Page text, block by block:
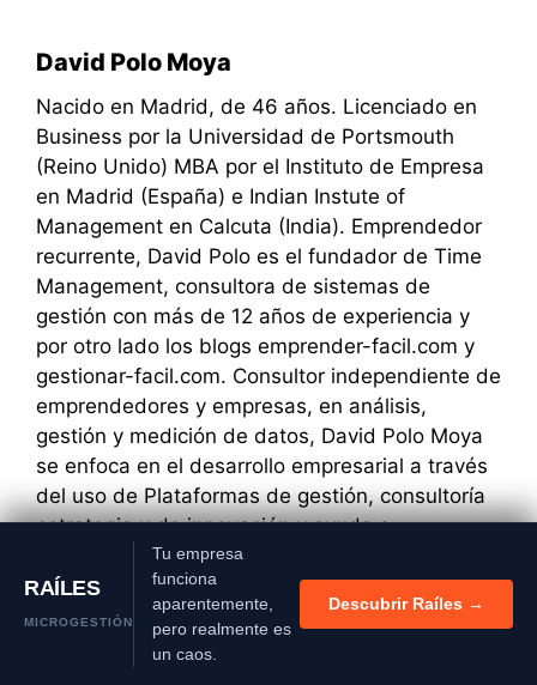
David Polo Moya
Nacido en Madrid, de 46 años. Licenciado en
Business por la Universidad de Portsmouth
(Reino Unido) MBA por el Instituto de Empresa
en Madrid (España) e Indian Instute of
Management en Calcuta (India). Emprendedor
recurrente, David Polo es el fundador de Time
Management, consultora de sistemas de
gestión con más de 12 años de experiencia y
por otro lado los blogs emprender-facil.com y
gestionar-facil.com. Consultor independiente de
emprendedores y empresas, en análisis,
gestión y medición de datos, David Polo Moya
se enfoca en el desarrollo empresarial a través
del uso de Plataformas de gestión, consultoría
estrategia y de innovación y ayuda a
emprendedores y empresarios. Creador de
metodologías como Matriz estrella y experto en
Jobs to be done y metodología Raíles. Visita mi
perfil en about.me:
https://about.me/davidpolomoya
RAÍLES
MICROGESTIÓN
Tu empresa
funciona
aparentemente,
pero realmente es
un caos.
Descubrir Raíles →
Si continúas utilizando este
sitio aceptas el uso de
cookies.más información
Aceptar